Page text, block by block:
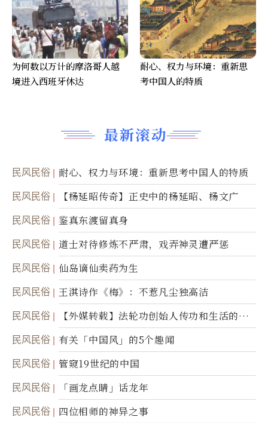
最新滚动
民风民俗 耐心、权力与环境：重新思考中国人的特质
民风民俗 【杨延昭传奇】正史中的杨延昭、杨文广
民风民俗 鉴真东渡留真身
民风民俗 道士对待修炼不严肃，戏弄神灵遭严惩
民风民俗 仙岛谪仙卖药为生
民风民俗 王淇诗作《梅》：不惹凡尘独高洁
民风民俗
【外媒转载】法轮功创始人传功和生活的故
事
民风民俗 有关「中国风」的5个趣闻
民风民俗 管窥19世纪的中国
民风民俗 「画龙点睛」话龙年
民风民俗 四位相师的神异之事
为何数以万计的摩洛哥人越
境进入西班牙休达
耐心、权力与环境：重新思
考中国人的特质